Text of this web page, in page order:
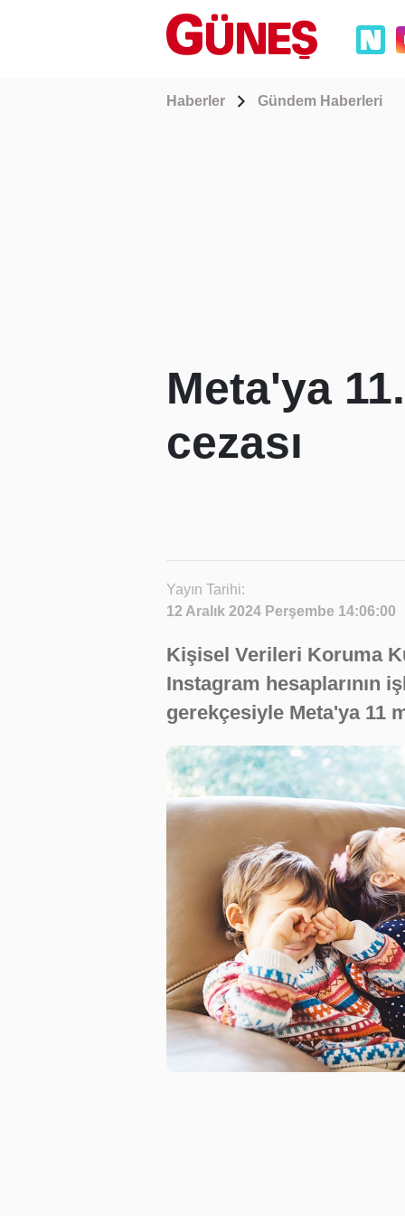
Haberler Gündem Haberleri
Meta'ya
cezası
Yayın Tarihi:
12 Aralık 2024 Perşembe 14:06:00
Kişisel Verileri Koruma
Instagram hesaplarının
gerekçesiyle Meta'ya 11